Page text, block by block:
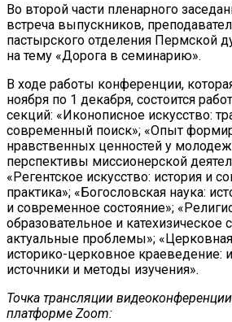
Во второй части пленарного
встреча выпускников,
пастырского отделения Пермской
на тему «Дорога в семинарию».
В ходе работы конференции,
ноября по 1 декабря, состоится
секций: «Иконописное искусство:
современный поиск»; «Опыт
нравственных ценностей у
перспективы миссионерской
«Регентское искусство: история и
практика»; «Богословская наука:
и современное состояние»;
образовательное и катехизическое
актуальные проблемы»;
историко-церковное краеведение:
источники и методы изучения».
Точка трансляции
платформе Zoom: